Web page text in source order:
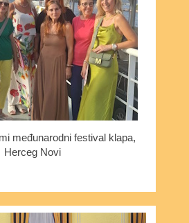
međunarodni festival klapa,
Herceg Novi